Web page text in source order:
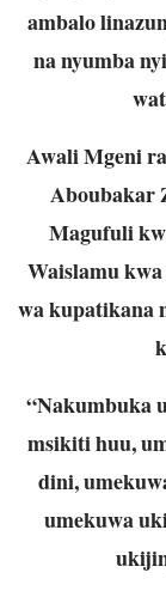
ambalo
na nyumba
Awali Mgeni
Aboubakar
Magufuli
Waislamu
wa kupatikana
“Nakumbuka
msikiti huu,
dini,
umekuwa